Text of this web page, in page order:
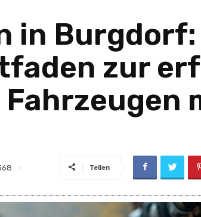
in Burgdorf:
zur
Teilen